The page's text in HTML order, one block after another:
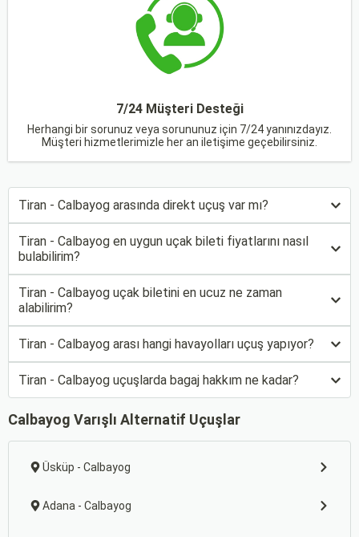
7/24 Müşteri Desteği
Herhangi bir sorunuz veya sorununuz için 7/24 yanınızdayız.
Müşteri hizmetlerimizle her an iletişime geçebilirsiniz.
Tiran - Calbayog arasında direkt uçuş var mı?
Tiran - Calbayog en uygun uçak bileti fiyatlarını nasıl
bulabilirim?
Tiran - Calbayog uçak biletini en ucuz ne zaman
alabilirim?
Tiran - Calbayog arası hangi havayolları uçuş yapıyor?
Tiran - Calbayog uçuşlarda bagaj hakkım ne kadar?
Calbayog Varışlı Alternatif Uçuşlar
Üsküp - Calbayog
Adana - Calbayog